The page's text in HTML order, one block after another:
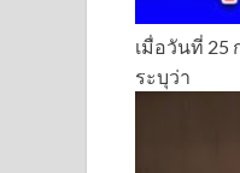
เมื่อวันที่
ระบุว่า